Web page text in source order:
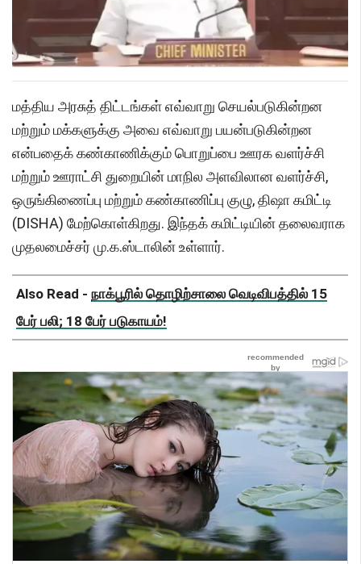
மத்திய அரசுத் திட்டங்கள் எவ்வாறு செயல்படுகின்றன
மற்றும் மக்களுக்கு அவை எவ்வாறு பயன்படுகின்றன
என்பதைக் கண்காணிக்கும் பொறுப்பை ஊரக வளர்ச்சி
மற்றும் ஊராட்சி துறையின் மாநில அளவிலான வளர்ச்சி,
ஒருங்கிணைப்பு மற்றும் கண்காணிப்பு குழு, திஷா கமிட்டி
(DISHA) மேற்கொள்கிறது. இந்தக் கமிட்டியின் தலைவராக
முதலமைச்சர் மு.க.ஸ்டாலின் உள்ளார்.
Also Read - நாக்பூரில் தொழிற்சாலை வெடிவிபத்தில் 15
பேர் பலி; 18 பேர் படுகாயம்!